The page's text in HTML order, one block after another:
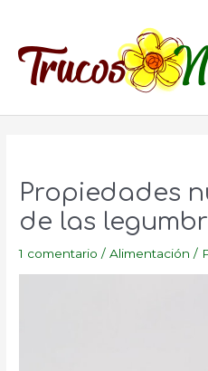
contenido
Propiedades
de las
1 comentario /Alimentación /